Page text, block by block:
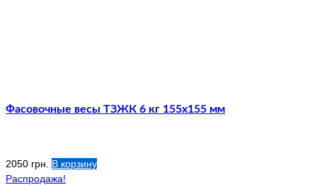
Фасовочные весы ТЗЖК 6 кг 155х155 мм
2050 грн.
В корзину
Распродажа!